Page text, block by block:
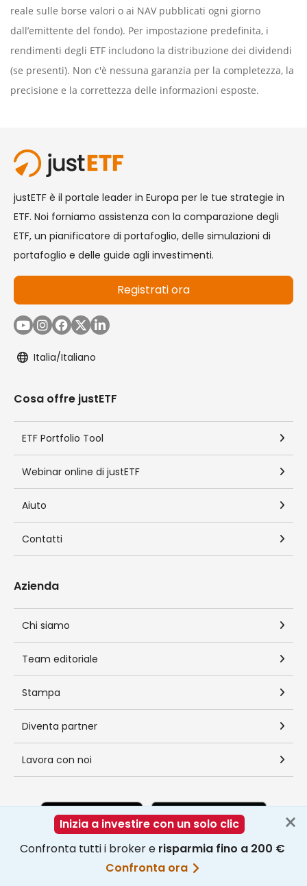
reale sulle borse valori o ai NAV pubblicati ogni giorno
dall’emittente del fondo). Per impostazione predefinita, i
rendimenti degli ETF includono la distribuzione dei dividendi
(se presenti). Non c'è nessuna garanzia per la completezza, la
precisione e la correttezza delle informazioni esposte.